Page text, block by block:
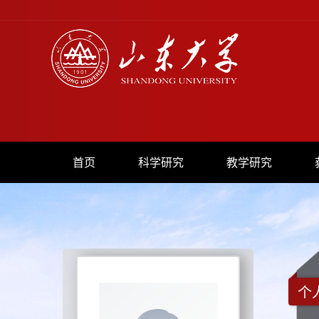
首页 科学研究 教学研究
个